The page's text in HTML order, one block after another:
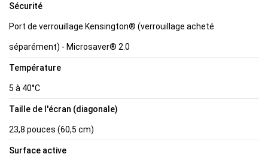
Sécurité
Port de verrouillage Kensington® (verrouillage acheté
séparément) - Microsaver® 2.0
Température
5 à 40°C
Taille de l'écran (diagonale)
23,8 pouces (60,5 cm)
Surface active